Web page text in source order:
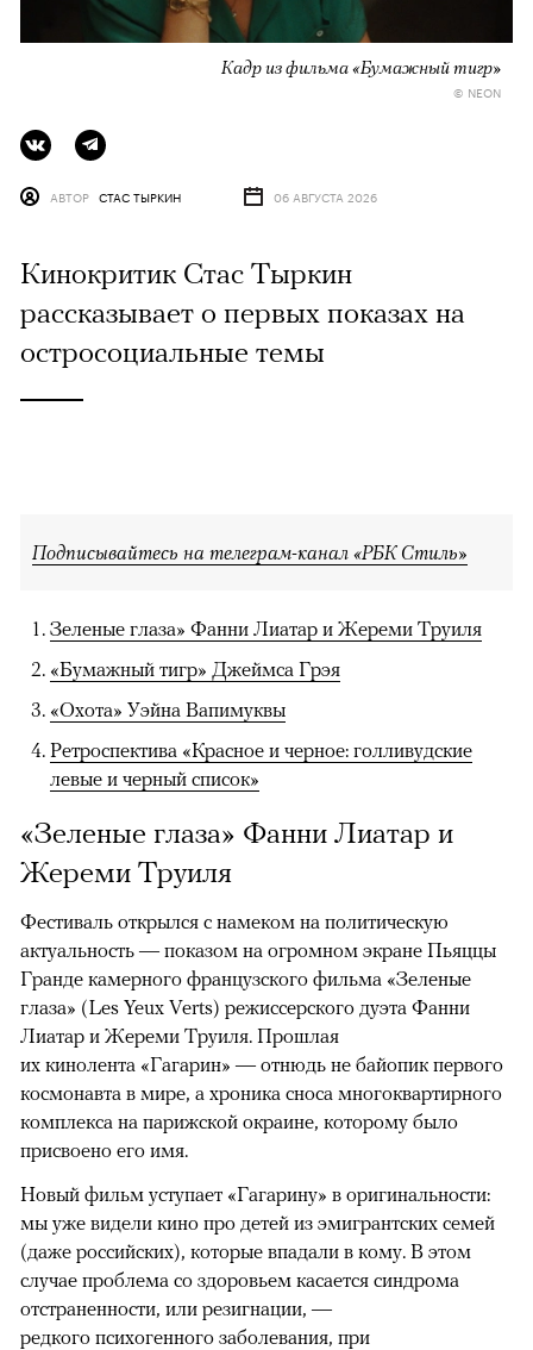
Кадр из фильма «Бумажный тигр»
© NEON
АВТОР СТАС ТЫРКИН 06 АВГУСТА 2026
Кинокритик Стас Тыркин
рассказывает о первых показах на
остросоциальные темы
Подписывайтесь на телеграм-канал «РБК Стиль»
Зеленые глаза» Фанни Лиатар и Жереми Труиля
«Бумажный тигр» Джеймса Грэя
«Охота» Уэйна Вапимуквы
Ретроспектива «Красное и черное: голливудские
левые и черный список»
«Зеленые глаза» Фанни Лиатар и
Жереми Труиля
Фестиваль открылся с намеком на политическую
актуальность — показом на огромном экране Пьяццы
Гранде камерного французского фильма «Зеленые
глаза» (Les Yeux Verts) режиссерского дуэта Фанни
Лиатар и Жереми Труиля. Прошлая
их кинолента «Гагарин» — отнюдь не байопик первого
космонавта в мире, а хроника сноса многоквартирного
комплекса на парижской окраине, которому было
присвоено его имя.
Новый фильм уступает «Гагарину» в оригинальности:
мы уже видели кино про детей из эмигрантских семей
(даже российских), которые впадали в кому. В этом
случае проблема со здоровьем касается синдрома
отстраненности, или резигнации, —
редкого психогенного заболевания, при